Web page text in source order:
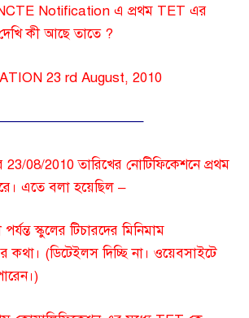
NCTE Notification এ প্রথম TET এর
কী আছে তাতে ?
23 rd August, 2010
08/2010 তারিখের নোটিফিকেশনে প্রথম
এতে বলা হয়েছিল –
স্কুলের টিচারদের মিনিমাম
(ডিটেইলস দিচ্ছি না। ওয়েবসাইটে